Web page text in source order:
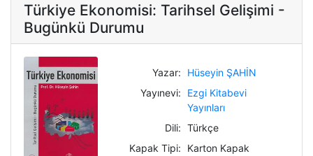
Türkiye Ekonomisi: Tarihsel Gelişimi -
Bugünkü Durumu
Yazar:
Hüseyin ŞAHİN
Yayınevi:
Ezgi Kitabevi
Yayınları
Dili: Türkçe
Kapak Tipi:
Karton Kapak